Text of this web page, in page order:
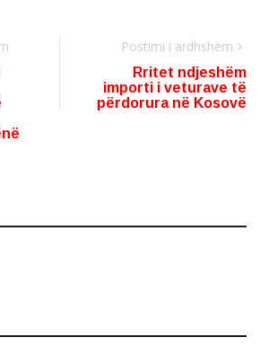
Postimi i ardhshëm
Rritet ndjeshëm
importi i veturave të
përdorura në Kosovë